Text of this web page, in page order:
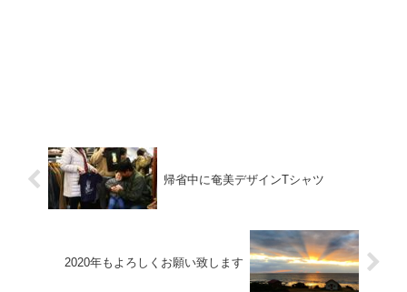
帰省中に奄美デザインTシャツ
2020年もよろしくお願い致します